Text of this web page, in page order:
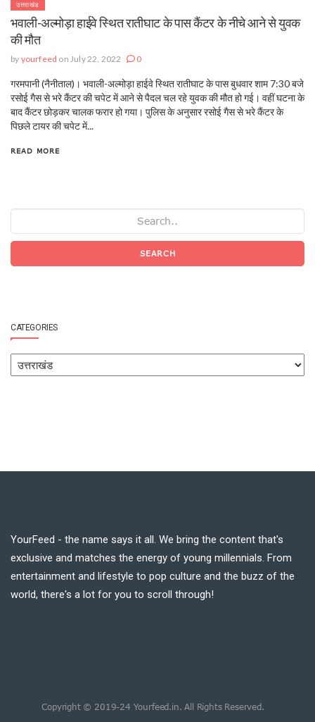
उत्तराखंड
भवाली-अल्मोड़ा हाईवे स्थित रातीघाट के पास कैंटर के नीचे आने से युवक
की मौत
by yourfeed on July 22, 2022 0
गरमपानी (नैनीताल)। भवाली-अल्मोड़ा हाईवे स्थित रातीघाट के पास बुधवार शाम 7:30 बजे
रसोई गैस से भरे कैंटर की चपेट में आने से पैदल चल रहे युवक की मौत हो गई। वहीं घटना के
बाद कैंटर छोड़कर चालक फरार हो गया। पुलिस के अनुसार रसोई गैस से भरे कैंटर के
पिछले टायर की चपेट में...
READ MORE
SEARCH
CATEGORIES
YourFeed - the name says it all. We bring the content that's
exclusive and matches the energy of young millennials. From
entertainment and lifestyle to pop culture and the buzz of the
world, there's a lot for you to scroll through!
Copyright © 2019-24 Yourfeed.in. All Rights Reserved.